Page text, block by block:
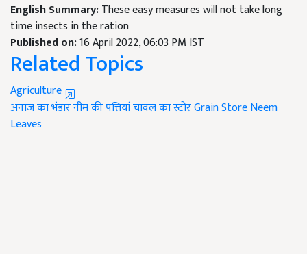
English Summary:These easy measures will not take long
time insects in the ration
Published on:16 April 2022, 06:03 PM IST
Related Topics
Agriculture
अनाज का भंडारनीम की पत्तियांचावल का स्टोरGrain StoreNeem
Leaves